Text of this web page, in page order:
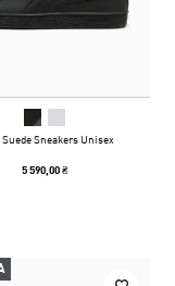
Suede Sneakers Unisex
5 590,00 ₴